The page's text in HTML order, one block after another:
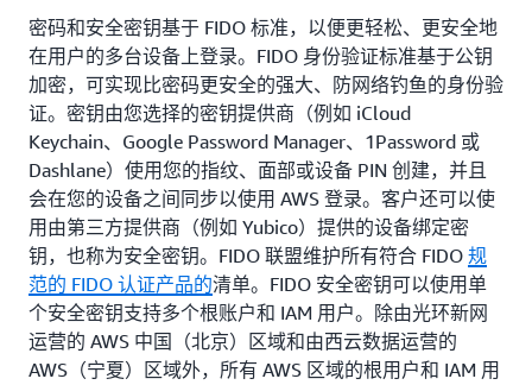
密码和安全密钥基于 FIDO 标准，以便更轻松、更安全地
在用户的多台设备上登录。FIDO 身份验证标准基于公钥
加密，可实现比密码更安全的强大、防网络钓鱼的身份验
证。密钥由您选择的密钥提供商（例如 iCloud
Keychain、Google Password Manager、1Password 或
Dashlane）使用您的指纹、面部或设备 PIN 创建，并且
会在您的设备之间同步以使用 AWS 登录。客户还可以使
用由第三方提供商（例如 Yubico）提供的设备绑定密
钥，也称为安全密钥。FIDO 联盟维护所有符合 FIDO 规
范的 FIDO 认证产品的清单。FIDO 安全密钥可以使用单
个安全密钥支持多个根账户和 IAM 用户。除由光环新网
运营的 AWS 中国（北京）区域和由西云数据运营的
AWS（宁夏）区域外，所有 AWS 区域的根用户和 IAM 用